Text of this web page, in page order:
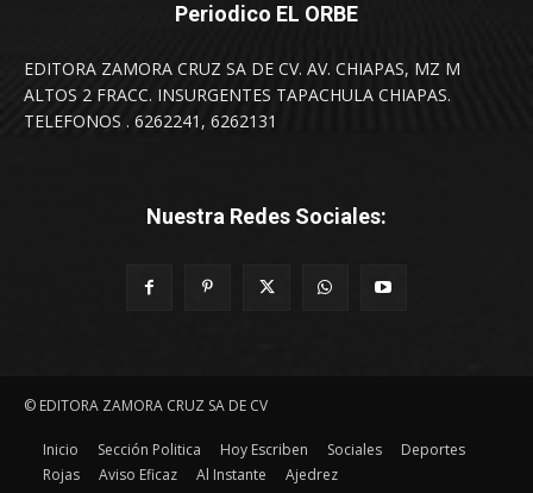
Periodico EL ORBE
EDITORA ZAMORA CRUZ SA DE CV. AV. CHIAPAS, MZ M
ALTOS 2 FRACC. INSURGENTES TAPACHULA CHIAPAS.
TELEFONOS . 6262241, 6262131
Nuestra Redes Sociales:
© EDITORA ZAMORA CRUZ SA DE CV
Inicio Sección Politica Hoy Escriben Sociales
Deportes
Rojas
Aviso Eficaz Al Instante Ajedrez